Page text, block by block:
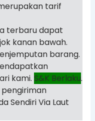
tarif
terbaru dapat
kanan bawah.
barang.
kami. S&K Berlaku.
Sendiri Via Laut